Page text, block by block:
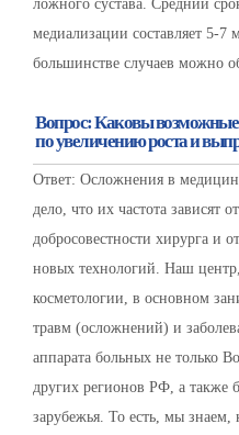
медиализации составляет 5-
большинстве случаев можно
Вопрос: Каковы
по увеличению роста и
Ответ: Осложнения в
дело, что их частота зависят
добросовестности хирурга и
новых технологий. Наш
косметологии, в основном
травм (осложнений) и
аппарата больных не только
других регионов РФ, а также
зарубежья. То есть, мы знаем,